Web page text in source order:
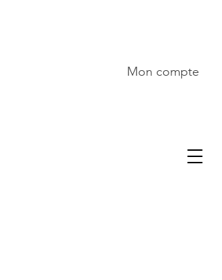
Mon compte